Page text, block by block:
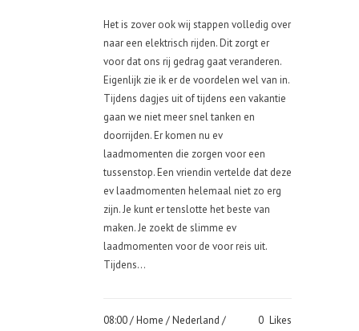
Het is zover ook wij stappen volledig over
naar een elektrisch rijden. Dit zorgt er
voor dat ons rij gedrag gaat veranderen.
Eigenlijk zie ik er de voordelen wel van in.
Tijdens dagjes uit of tijdens een vakantie
gaan we niet meer snel tanken en
doorrijden. Er komen nu ev
laadmomenten die zorgen voor een
tussenstop. Een vriendin vertelde dat deze
ev laadmomenten helemaal niet zo erg
zijn. Je kunt er tenslotte het beste van
maken. Je zoekt de slimme ev
laadmomenten voor de voor reis uit.
Tijdens...
08:00 /Home /Nederland /
0 Likes